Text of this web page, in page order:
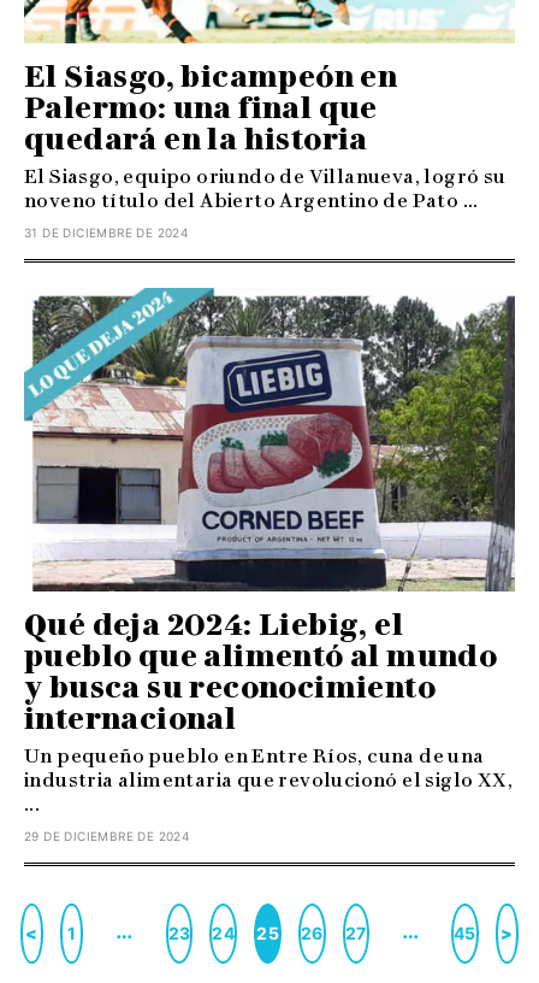
El Siasgo, bicampeón en
Palermo: una final que
quedará en la historia
El Siasgo, equipo oriundo de Villanueva, logró su
noveno título del Abierto Argentino de Pato ...
31 DE DICIEMBRE DE 2024
Qué deja 2024: Liebig, el
pueblo que alimentó al mundo
y busca su reconocimiento
internacional
Un pequeño pueblo en Entre Ríos, cuna de una
industria alimentaria que revolucionó el siglo XX,
...
29 DE DICIEMBRE DE 2024
< 1 … 23 24 25 26 27 … 45 >